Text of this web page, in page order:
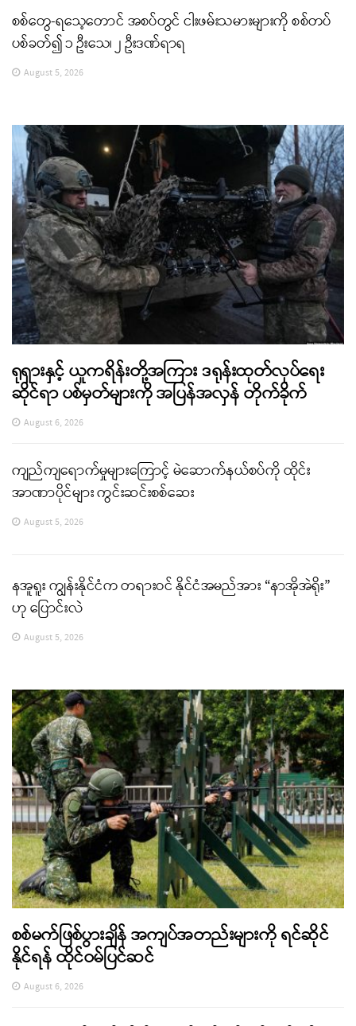
စစ်တွေ-ရသေ့တောင် အစပ်တွင် ငါးဖမ်းသမားများကို စစ်တပ်
ပစ်ခတ်၍ ၁ ဦးသေ၊ ၂ ဦးဒဏ်ရာရ
August 5, 2026
ရုရှားနှင့် ယူကရိန်းတို့အကြား ဒရုန်းထုတ်လုပ်ရေး
ဆိုင်ရာ ပစ်မှတ်များကို အပြန်အလှန် တိုက်ခိုက်
August 6, 2026
ကျည်ကျရောက်မှုများကြောင့် မဲဆောက်နယ်စပ်ကို ထိုင်း
အာဏာပိုင်များ ကွင်းဆင်းစစ်ဆေး
August 5, 2026
နအူရူး ကျွန်းနိုင်ငံက တရားဝင် နိုင်ငံအမည်အား “နာအိုအဲရိုး”
ဟု ပြောင်းလဲ
August 5, 2026
စစ်မက်ဖြစ်ပွားချိန် အကျပ်အတည်းများကို ရင်ဆိုင်
နိုင်ရန် ထိုင်ဝမ်ပြင်ဆင်
August 6, 2026